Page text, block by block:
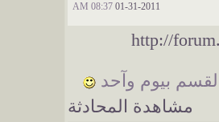
01-31-2011
08:37 AM
http://
بيوم وآحد
مشاهدة المحادثة